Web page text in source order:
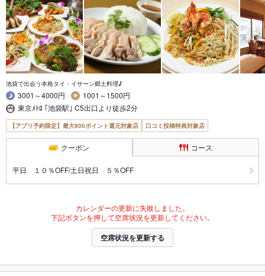
池袋で出会う本格タイ・イサーン郷土料理♪
3001～4000円
1001～1500円
東京ﾒﾄﾛ ｢池袋駅｣ C5出口より徒歩2分
【アプリ予約限定】最大800ポイント還元対象店 口コミ投稿特典対象店
クーポン コース
平日 １０％OFF/土日祝日 ５％OFF
カレンダーの更新に失敗しました。
下記ボタンを押して空席状況を更新してください。
空席状況を更新する